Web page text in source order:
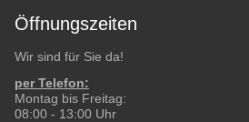
Öffnungszeiten
Wir sind für Sie da!
per Telefon:
Montag bis Freitag:
08:00 - 13:00 Uhr